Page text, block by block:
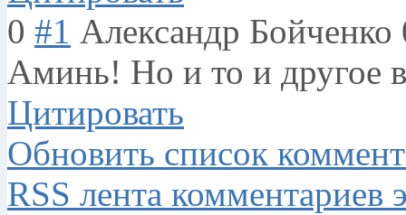
0 #1 Александр Бойченко
Аминь! Но и то и другое
Цитировать
Обновить список
RSS лента комментариев